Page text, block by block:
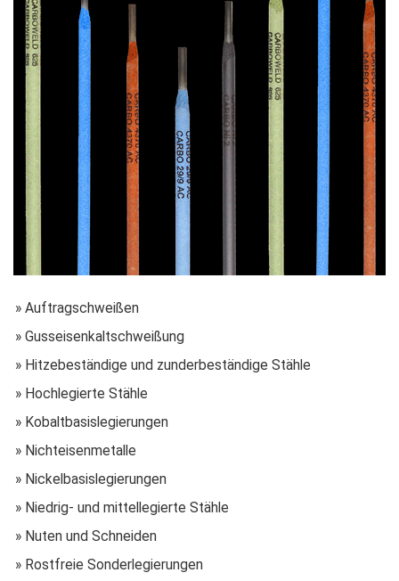
» Auftragschweißen
» Gusseisenkaltschweißung
» Hitzebeständige und zunderbeständige Stähle
» Hochlegierte Stähle
» Kobaltbasislegierungen
» Nichteisenmetalle
» Nickelbasislegierungen
» Niedrig- und mittellegierte Stähle
» Nuten und Schneiden
» Rostfreie Sonderlegierungen